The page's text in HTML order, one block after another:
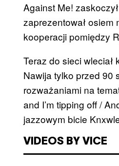
Against Me!
zaprezentował osiem
kooperacji pomiędzy
Teraz do sieci
Nawija tylko przed 90
rozważaniami na
and I’m tipping off /
jazzowym bicie
VIDEOS BY VICE